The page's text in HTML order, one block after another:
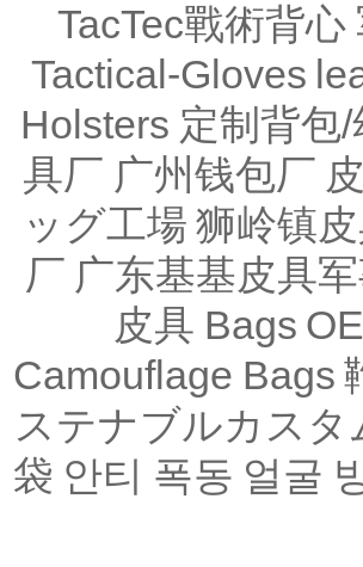
TacTec戰術背心
Tactical-Gloves
Holsters 定制背包
具厂 广州钱包厂
ッグ工場 狮岭镇
厂 广东基基皮具
皮具 Bags
Camouflage Bags
ステナブルカス
袋 안티 폭동 얼굴